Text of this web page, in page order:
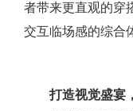
者带来更直观的穿
交互临场感的综合
打造视觉盛宴